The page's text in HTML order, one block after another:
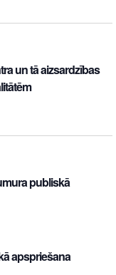
un tā aizsardzības
publiskā
apspriešana